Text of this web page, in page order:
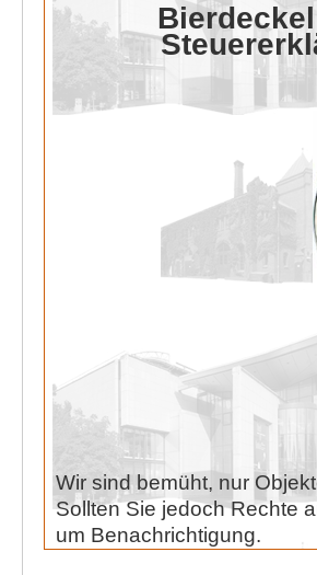
Wir sind bemüht, nur
Sollten Sie jedoch Rechte
um Benachrichtigung.